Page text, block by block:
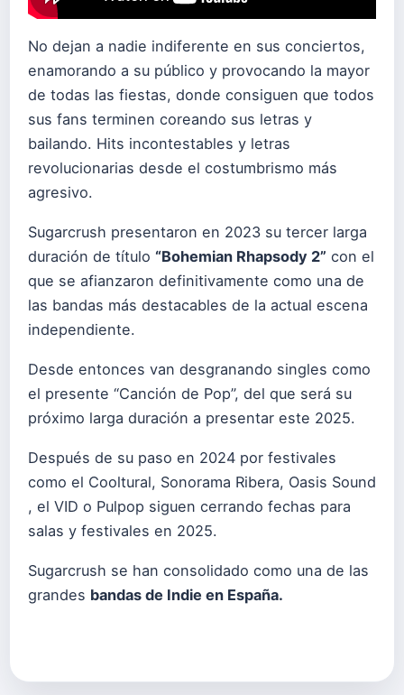
No dejan a nadie indiferente en sus conciertos,
enamorando a su público y provocando la mayor
de todas las fiestas, donde consiguen que todos
sus fans terminen coreando sus letras y
bailando. Hits incontestables y letras
revolucionarias desde el costumbrismo más
agresivo.
Sugarcrush presentaron en 2023 su tercer larga
duración de título “Bohemian Rhapsody 2” con el
que se afianzaron definitivamente como una de
las bandas más destacables de la actual escena
independiente.
Desde entonces van desgranando singles como
el presente “Canción de Pop”, del que será su
próximo larga duración a presentar este 2025.
Después de su paso en 2024 por festivales
como el Cooltural, Sonorama Ribera, Oasis Sound
, el VID o Pulpop siguen cerrando fechas para
salas y festivales en 2025.
Sugarcrush se han consolidado como una de las
grandes bandas de Indie en España.